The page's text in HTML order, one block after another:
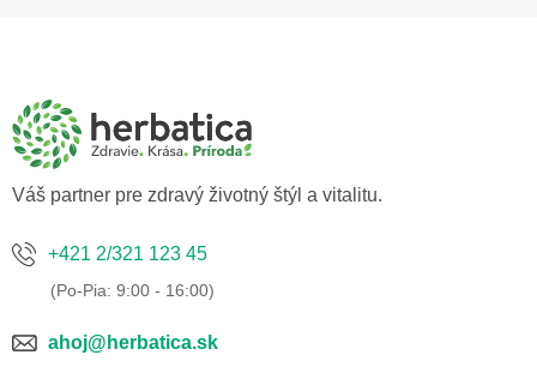
Váš partner pre zdravý životný štýl a vitalitu.
+421 2/321 123 45
ahoj@herbatica.sk